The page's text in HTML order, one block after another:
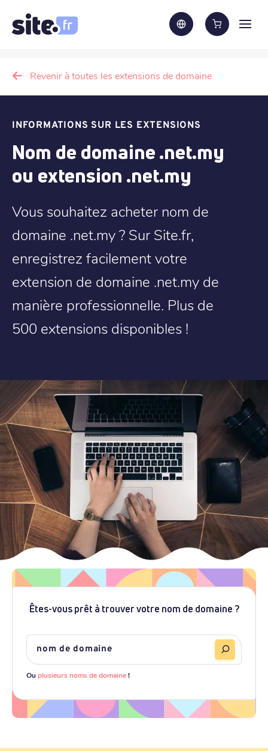
Revenir à toutes les extensions de domaine
INFORMATIONS SUR LES EXTENSIONS
Nom de domaine .net.my
ou extension .net.my
Vous souhaitez acheter nom de
domaine .net.my ? Sur Site.fr,
enregistrez facilement votre
extension de domaine .net.my de
manière professionnelle. Plus de
500 extensions disponibles !
Êtes-vous prêt à trouver votre nom de domaine ?
Ouplusieurs noms de domaine!